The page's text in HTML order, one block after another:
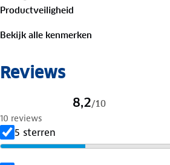
Productveiligheid
Bekijk alle kenmerken
Reviews
8,2/10
10 reviews
5 sterren